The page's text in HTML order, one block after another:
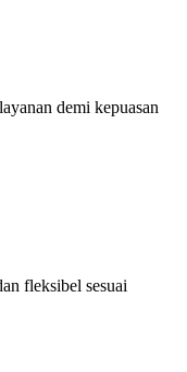
demi kepuasan
fleksibel sesuai